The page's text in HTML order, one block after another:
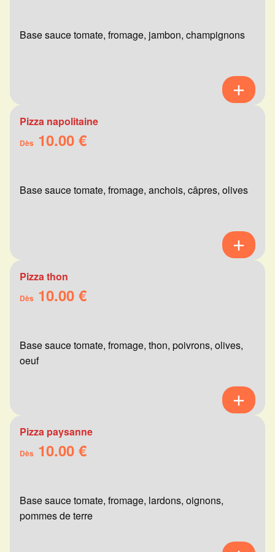
Base sauce tomate, fromage, jambon, champignons
Pizza napolitaine
Dès 10.00 €
Base sauce tomate, fromage, anchois, câpres, olives
Pizza thon
Dès 10.00 €
Base sauce tomate, fromage, thon, poivrons, olives,
oeuf
Pizza paysanne
Dès 10.00 €
Base sauce tomate, fromage, lardons, oignons,
pommes de terre